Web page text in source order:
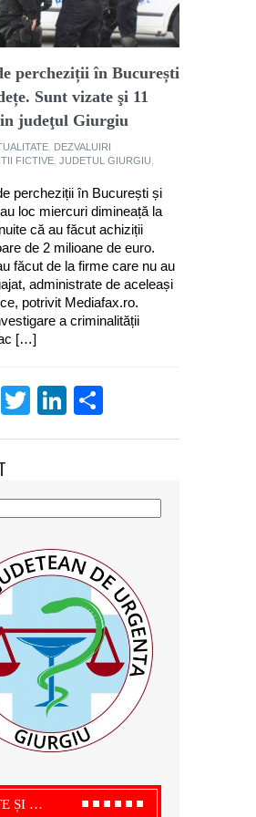
percheziții în București
Sunt vizate şi 11
judeţul Giurgiu
DEZVALUIRI
FICTIVE JUDETUL GIURGIU
percheziții în București și
loc miercuri dimineață la
că au făcut achiziții
de 2 milioane de euro.
făcut de la firme care nu au
administrate de aceleași
potrivit Mediafax.ro.
a criminalității
[…]
WhatsApp
TwitterLinkedIn
ȘI …